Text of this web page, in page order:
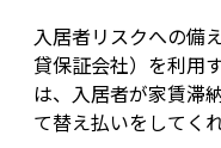
入居者リスクへの備
貸保証会社）を利用
は、入居者が家賃滞
て替え払いをしてくれ